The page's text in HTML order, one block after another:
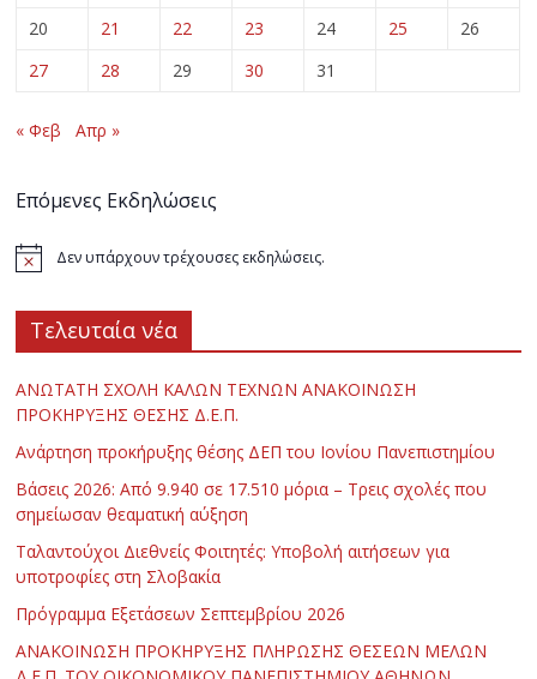
20
21 22 23 24 25
26
27
28 29 30 31
« Φεβ Απρ »
Επόμενες Εκδηλώσεις
Δεν υπάρχουν τρέχουσες εκδηλώσεις.
Τελευταία νέα
ΑΝΩΤΑΤΗ ΣΧΟΛΗ ΚΑΛΩΝ ΤΕΧΝΩΝ ΑΝΑΚΟΙΝΩΣΗ
ΠΡΟΚΗΡΥΞΗΣ ΘΕΣΗΣ Δ.Ε.Π.
Ανάρτηση προκήρυξης θέσης ΔΕΠ του Ιονίου Πανεπιστημίου
Βάσεις 2026: Από 9.940 σε 17.510 μόρια – Τρεις σχολές που
σημείωσαν θεαματική αύξηση
Ταλαντούχοι Διεθνείς Φοιτητές: Υποβολή αιτήσεων για
υποτροφίες στη Σλοβακία
Πρόγραμμα Εξετάσεων Σεπτεμβρίου 2026
ΑΝΑΚΟΙΝΩΣΗ ΠΡΟΚΗΡΥΞΗΣ ΠΛΗΡΩΣΗΣ ΘΕΣΕΩΝ ΜΕΛΩΝ